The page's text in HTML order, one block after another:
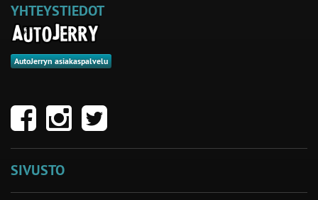
YHTEYSTIEDOT
AutoJerryn asiakaspalvelu
SIVUSTO